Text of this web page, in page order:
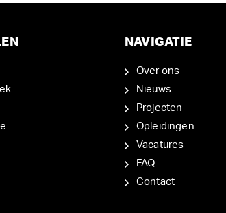
NAVIGATIE
Over ons
Nieuws
Projecten
Opleidingen
Vacatures
FAQ
Contact